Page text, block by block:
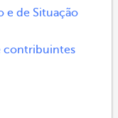
e de Situação
contribuintes